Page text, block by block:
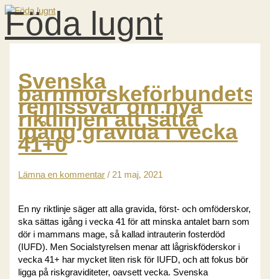
Hoppa
till
innehåll
Föda lugnt
HUVUDMENY
Svenska
barnmorskeförbundets
remissvar om nya
riktlinjen att sätta
igång gravida i vecka
41+0
Lämna en kommentar /21 maj, 2021
En ny riktlinje säger att alla gravida, först- och omföderskor,
ska sättas igång i vecka 41 för att minska antalet barn som
dör i mammans mage, så kallad intrauterin fosterdöd
(IUFD). Men Socialstyrelsen menar att lågriskföderskor i
vecka 41+ har mycket liten risk för IUFD, och att fokus bör
ligga på riskgraviditeter, oavsett vecka. Svenska